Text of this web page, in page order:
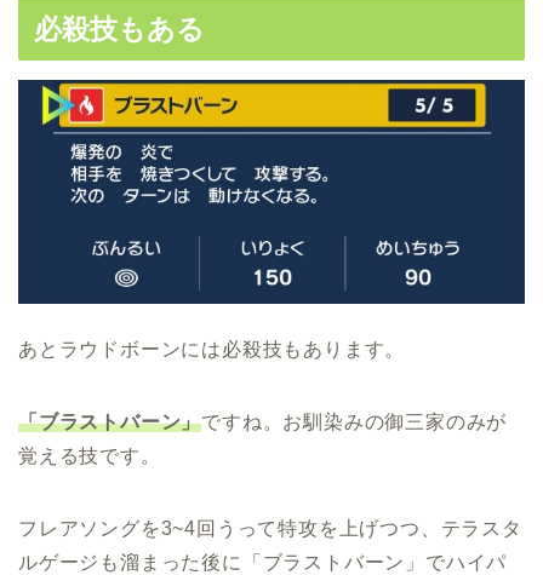
必殺技もある
あとラウドボーンには必殺技もあります。
「ブラストバーン」ですね。お馴染みの御三家のみが
覚える技です。
フレアソングを3~4回うって特攻を上げつつ、テラスタ
ルゲージも溜まった後に「ブラストバーン」でハイパ